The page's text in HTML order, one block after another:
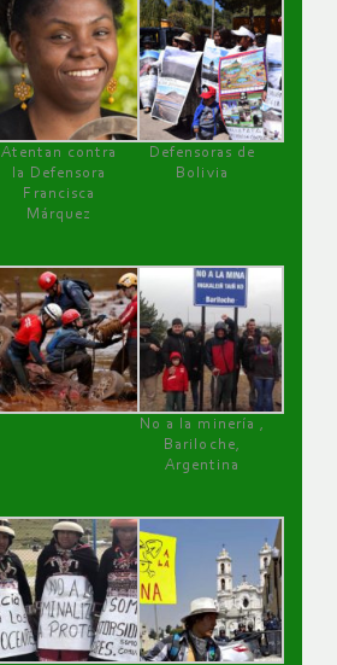
Atentan contra
la Defensora
Francisca
Márquez
Defensoras de
Bolivia
No a la minería ,
Bariloche,
Argentina